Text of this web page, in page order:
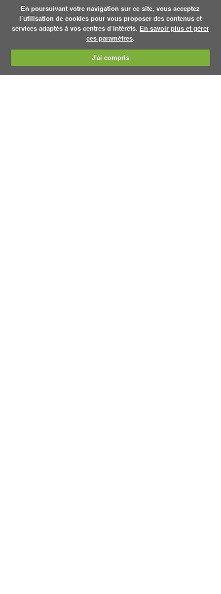
En poursuivant votre navigation sur ce site, vous acceptez
l’utilisation de cookies pour vous proposer des contenus et
services adaptés à vos centres d’intérêts. En savoir plus et gérer
ces paramètres.
J'ai compris